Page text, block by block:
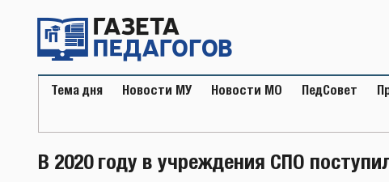
содержимому
Тема дня Новости МУ Новости МО ПедСовет
В 2020 году в учреждения СПО